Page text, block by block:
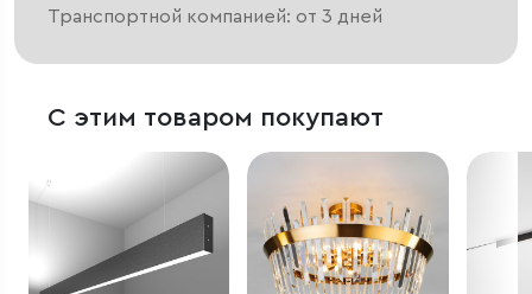
Транспортной компанией: от 3 дней
С этим товаром покупают